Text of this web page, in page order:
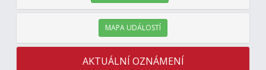
MAPA UDÁLOSTÍ
AKTUÁLNÍ OZNÁMENÍ